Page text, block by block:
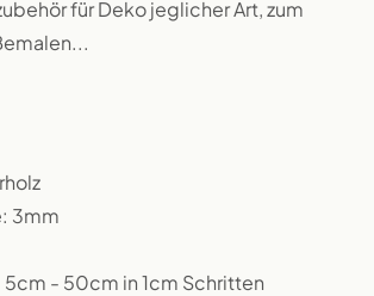
für Deko jeglicher Art, zum
3mm
5cm - 50cm in 1cm Schritten